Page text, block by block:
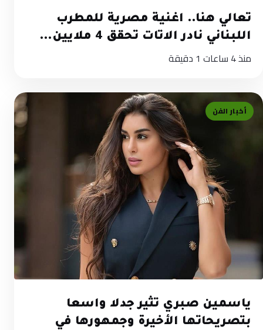
تعالي هنا.. اغنية مصرية للمطرب
اللبناني نادر الاتات تحقق 4 ملايين…
منذ 4 ساعات 1 دقيقة
أخبار الفن
ياسمين صبري تثير جدلا واسعا
بتصريحاتها الأخيرة وجمهورها في